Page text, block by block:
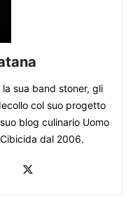
sua band stoner, gli
col suo progetto
blog culinario Uomo
dal 2006.